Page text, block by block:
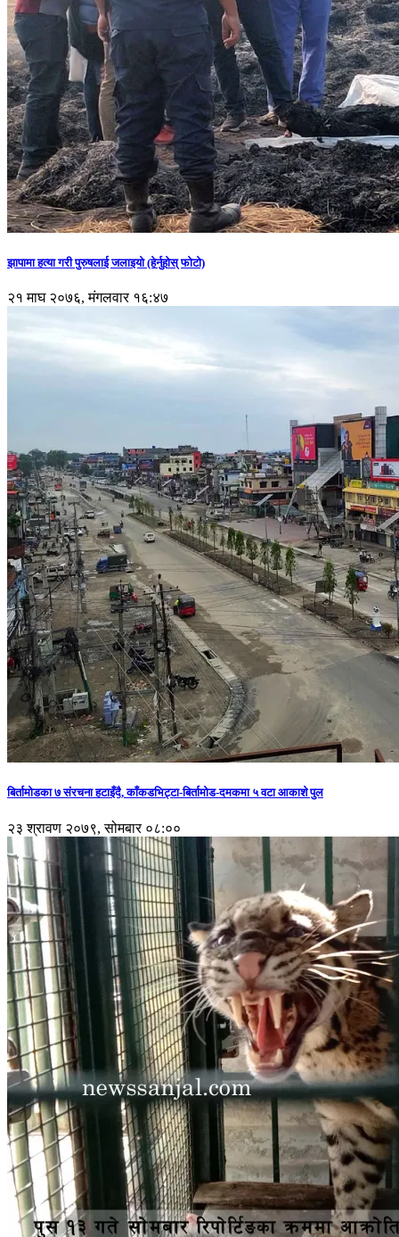
झापामा हत्या गरी पुरुषलाई जलाइयो (हेर्नुहाेस् फाेटाे)
२१ माघ २०७६, मंगलवार १६:४७
बिर्तामोडका ७ संरचना हटाइँदै, काँकडभिट्टा-बिर्तामोड-दमकमा ५ वटा आकाशे पुल
२३ श्रावण २०७९, सोमबार ०८:००